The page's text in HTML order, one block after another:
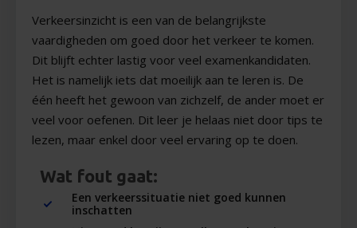
Verkeersinzicht is een van de belangrijkste
vaardigheden om goed door het verkeer te komen.
Dit blijft echter lastig voor veel examenkandidaten.
Het is namelijk iets dat moeilijk aan te leren is. De
één heeft het gewoon van zichzelf, de ander moet er
veel voor oefenen. Dit leer je helaas niet door tips te
lezen, maar enkel door veel ervaring op te doen.
Wat fout gaat:
Een verkeerssituatie niet goed kunnen
inschatten